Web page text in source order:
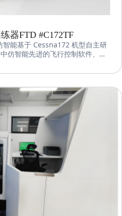
器FTD #C172TF
能基于 Cessna172 机型自主研
仿智能先进的飞行控制软件、图
。